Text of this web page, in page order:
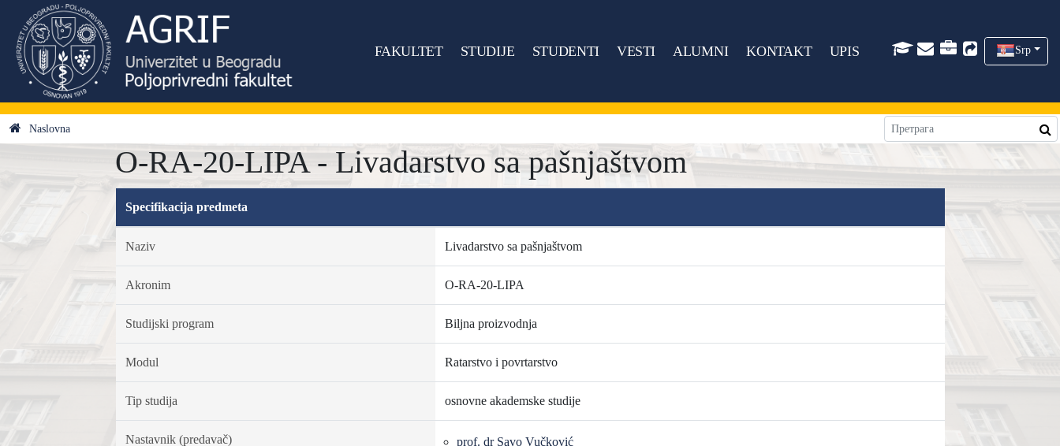
FAKULTET STUDIJE STUDENTI VESTI ALUMNI KONTAKT UPIS Srp
Naslovna
O-RA-20-LIPA - Livadarstvo sa pašnjaštvom
Specifikacija predmeta
Naziv Livadarstvo sa pašnjaštvom
Akronim O-RA-20-LIPA
Studijski program Biljna proizvodnja
Modul Ratarstvo i povrtarstvo
Tip studija osnovne akademske studije
Nastavnik (predavač) prof. dr Savo Vučković